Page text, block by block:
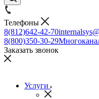
Телефоны
8(812)642-42-70
8(800)350-30-29
Заказать звонок
Услуги